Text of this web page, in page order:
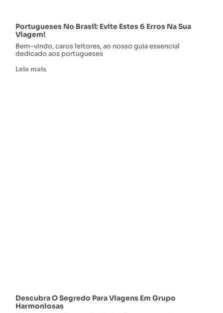
Portugueses No Brasil: Evite Estes 6 Erros Na Sua
Viagem!
Bem-vindo, caros leitores, ao nosso guia essencial
dedicado aos portugueses
Leia mais
Descubra O Segredo Para Viagens Em Grupo
Harmoniosas